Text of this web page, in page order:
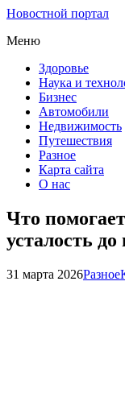
Новостной портал
Меню
Здоровье
Наука и
Бизнес
Автомобили
Недвижимость
Путешествия
Разное
Карта сайта
О нас
Что
усталость до
31 марта 2026Разное